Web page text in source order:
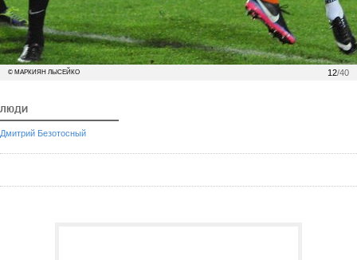
12/40
© МАРКИЯН ЛЫСЕЙКО
ЛЮДИ
Дмитрий Безотосный